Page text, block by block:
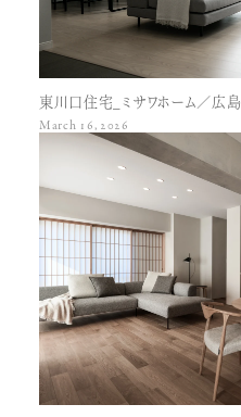
東川口住宅_ミサワホーム／広島
March 16, 2026